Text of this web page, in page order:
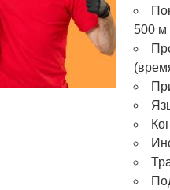
500 м